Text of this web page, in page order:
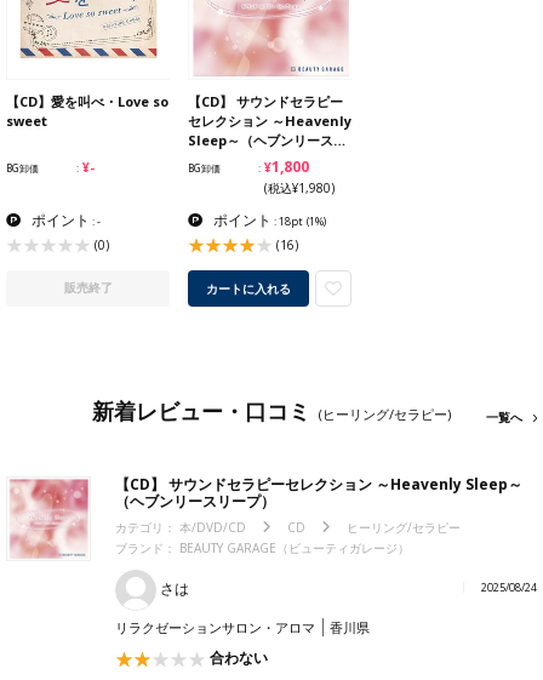
【CD】愛を叫べ・Love so
sweet
BG卸価 ¥-
ポイント : -
(0)
販売終了
【CD】 サウンドセラピー
セレクション ～Heavenly
Sleep～（ヘブンリース…
BG卸価 ¥1,800
(税込¥1,980)
ポイント : 18pt (1%)
(16)
カートに入れる
新着レビュー・口コミ (ヒーリング/セラピー) 一覧へ
【CD】 サウンドセラピーセレクション ～Heavenly Sleep～
（ヘブンリースリープ）
カテゴリ： 本/DVD/CD CD
ヒーリング/セラピー
ブランド： BEAUTY GARAGE（ビューティガレージ）
さは 2025/08/24
リラクゼーションサロン・アロマ 香川県
合わない